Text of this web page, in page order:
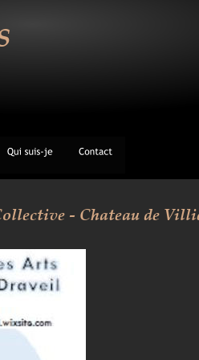
- Chateau de